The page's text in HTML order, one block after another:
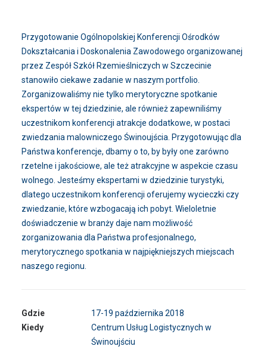
Przygotowanie Ogólnopolskiej Konferencji Ośrodków
Dokształcania i Doskonalenia Zawodowego organizowanej
przez Zespół Szkół Rzemieślniczych w Szczecinie
stanowiło ciekawe zadanie w naszym portfolio.
Zorganizowaliśmy nie tylko merytoryczne spotkanie
ekspertów w tej dziedzinie, ale również zapewniliśmy
uczestnikom konferencji atrakcje dodatkowe, w postaci
zwiedzania malowniczego Świnoujścia. Przygotowując dla
Państwa konferencje, dbamy o to, by były one zarówno
rzetelne i jakościowe, ale też atrakcyjne w aspekcie czasu
wolnego. Jesteśmy ekspertami w dziedzinie turystyki,
dlatego uczestnikom konferencji oferujemy wycieczki czy
zwiedzanie, które wzbogacają ich pobyt. Wieloletnie
doświadczenie w branży daje nam możliwość
zorganizowania dla Państwa profesjonalnego,
merytorycznego spotkania w najpiękniejszych miejscach
naszego regionu.
Gdzie
17-19 października 2018
Kiedy
Centrum Usług Logistycznych w
Świnoujściu